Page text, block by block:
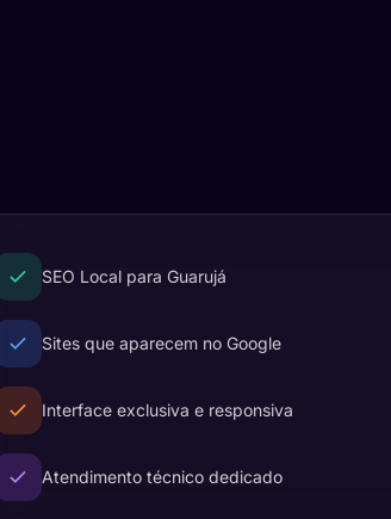
SEO Local para Guarujá
Sites que aparecem no Google
Interface exclusiva e responsiva
Atendimento técnico dedicado